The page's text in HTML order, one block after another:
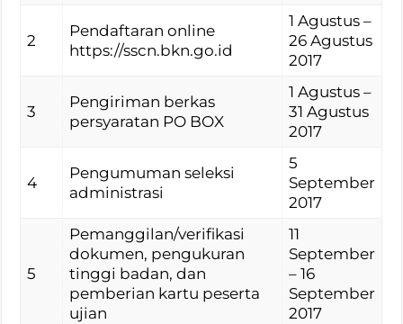
2
Pendaftaran online
https://sscn.bkn.go.id
1 Agustus –
26 Agustus
2017
3
Pengiriman berkas
persyaratan PO BOX
1 Agustus –
31 Agustus
2017
4
Pengumuman seleksi
administrasi
5
September
2017
5
Pemanggilan/verifikasi
dokumen, pengukuran
tinggi badan, dan
pemberian kartu peserta
ujian
11
September
– 16
September
2017